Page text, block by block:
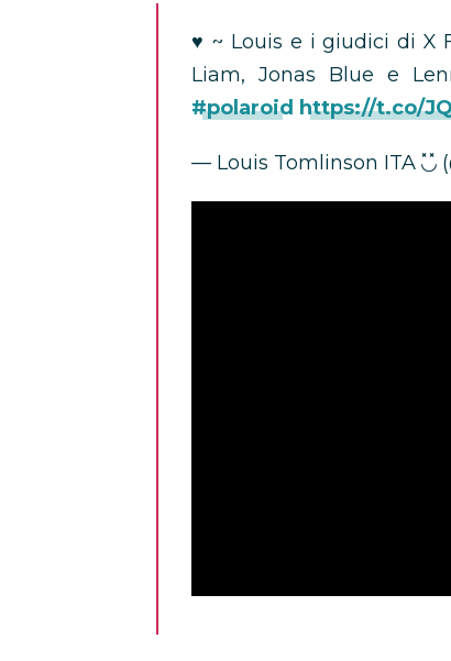
♥️ ~ Louis e i giudici di X
Liam, Jonas Blue e
#polaroid https://t.co/
— Louis Tomlinson ITA ◟̽◞̽